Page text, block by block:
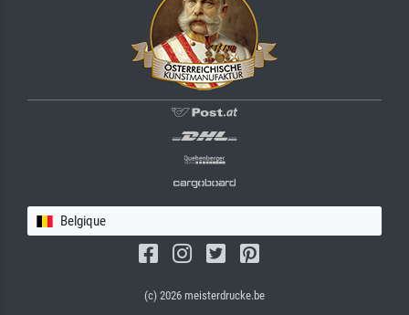
Belgique
(c) 2026 meisterdrucke.be